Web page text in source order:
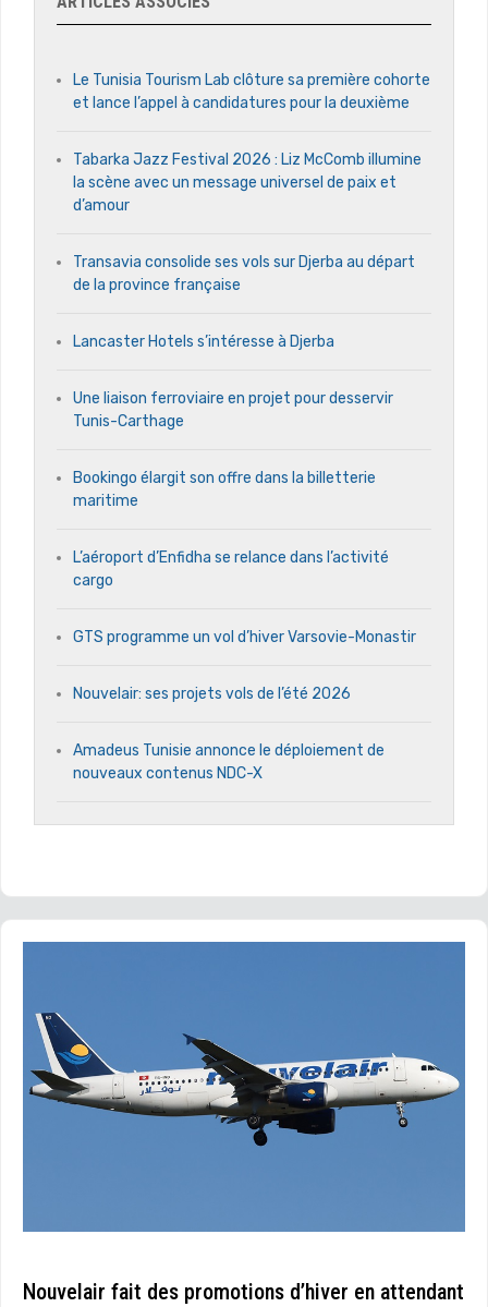
Le Tunisia Tourism Lab clôture sa première cohorte
et lance l’appel à candidatures pour la deuxième
Tabarka Jazz Festival 2026 : Liz McComb illumine
la scène avec un message universel de paix et
d’amour
Transavia consolide ses vols sur Djerba au départ
de la province française
Lancaster Hotels s’intéresse à Djerba
Une liaison ferroviaire en projet pour desservir
Tunis-Carthage
Bookingo élargit son offre dans la billetterie
maritime
L’aéroport d’Enfidha se relance dans l’activité
cargo
GTS programme un vol d’hiver Varsovie-Monastir
Nouvelair: ses projets vols de l’été 2026
Amadeus Tunisie annonce le déploiement de
nouveaux contenus NDC-X
Nouvelair fait des promotions d’hiver en attendant